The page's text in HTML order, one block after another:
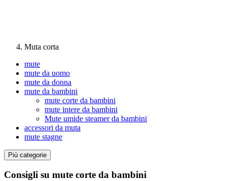
Muta corta
mute
mute da uomo
mute da donna
mute da bambini
mute corte da bambini
mute intere da bambini
Mute umide steamer da bambini
accessori da muta
mute stagne
Più categorie
Consigli su mute corte da bambini